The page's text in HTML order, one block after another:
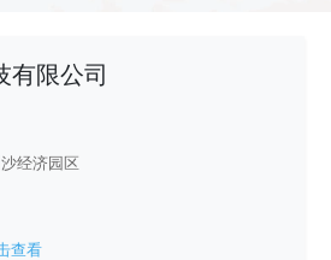
有限公司
经济园区
查看